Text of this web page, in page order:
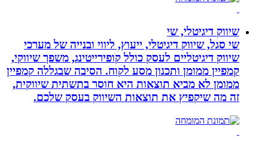
שיווק דיגיטלי, שי
שי סגל, שיווק דיגיטלי, ייעוץ, ליווי ובנייה של מערכי
שיווק דיגיטליים לעסק כולל קופירייטינג, משפך שיווקי,
קמפיין ממומן ותכנון מסע לקוח. הסיבה שבגללה קמפיין
ממומן לא מביא תוצאות היא חוסר בתשתית שיווקית,
זה מה שיקפיץ את תוצאות השיווק בעסק שלכם.